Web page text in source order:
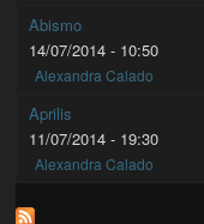
Abismo
14/07/2014 - 10:50
Alexandra Calado
Aprilis
11/07/2014 - 19:30
Alexandra Calado